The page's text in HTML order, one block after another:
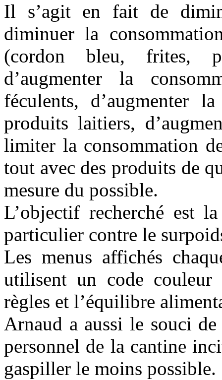
Il s’agit en fait de
diminuer la
(cordon bleu, frites,
d’augmenter la
féculents, d’augmenter
produits laitiers,
limiter la consommation
tout avec des produits de
mesure du possible.
L’objectif recherché est
particulier contre le
Les menus affichés
utilisent un code
règles et l’équilibre
Arnaud a aussi le souci
personnel de la cantine
gaspiller le moins possible.